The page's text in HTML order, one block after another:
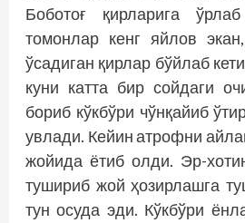
Боботоғ қирларига
томонлар кенг яйлов
ўсадиган қирлар бўйлаб
куни катта бир сойдаги
бориб кўкбўри чўнқайиб
увлади. Кейин атрофни
жо­йида ётиб олди. Эр-
тушириб жой ҳозирлашга
тун осуда эди. Кўкбўри